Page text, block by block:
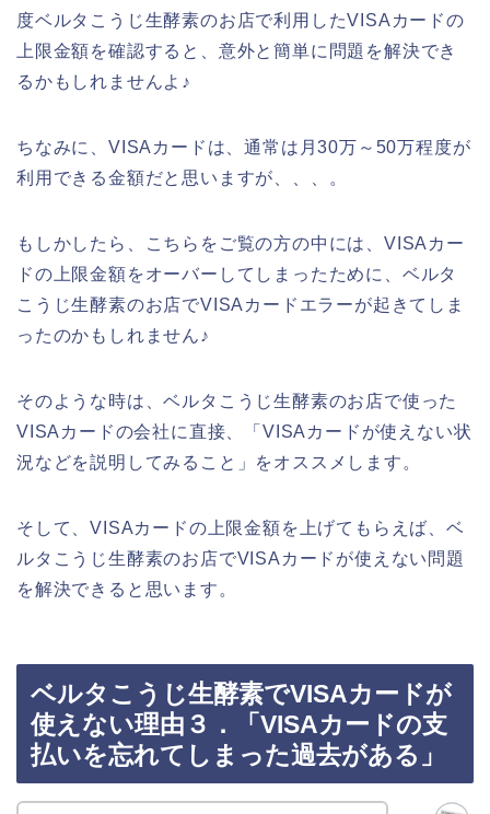
度ベルタこうじ生酵素のお店で利用したVISAカードの
上限金額を確認すると、意外と簡単に問題を解決でき
るかもしれませんよ♪
ちなみに、VISAカードは、通常は月30万～50万程度が
利用できる金額だと思いますが、、、。
もしかしたら、こちらをご覧の方の中には、VISAカー
ドの上限金額をオーバーしてしまったために、ベルタ
こうじ生酵素のお店でVISAカードエラーが起きてしま
ったのかもしれません♪
そのような時は、ベルタこうじ生酵素のお店で使った
VISAカードの会社に直接、「VISAカードが使えない状
況などを説明してみること」をオススメします。
そして、VISAカードの上限金額を上げてもらえば、ベ
ルタこうじ生酵素のお店でVISAカードが使えない問題
を解決できると思います。
ベルタこうじ生酵素でVISAカードが
使えない理由３．「VISAカードの支
払いを忘れてしまった過去がある」